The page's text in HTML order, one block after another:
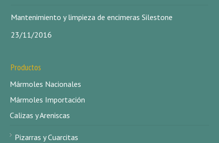
Mantenimiento y limpieza de encimeras Silestone
23/11/2016
Productos
Mármoles Nacionales
Mármoles Importación
Calizas y Areniscas
Pizarras y Cuarcitas